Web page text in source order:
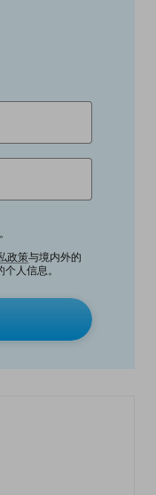
。
政策与境内外的
人信息。